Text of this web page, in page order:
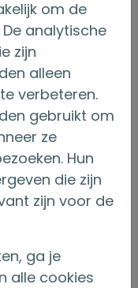
erfrecht.
hebt, kan
niet
Dan
je in je
erfgenamen.
geldt
Staat er
heb je niets
worden alsnog
om de
analytische
zijn
alleen
verbeteren.
gebruikt om
ze
Hun
die zijn
zijn voor de
ga je
alle cookies